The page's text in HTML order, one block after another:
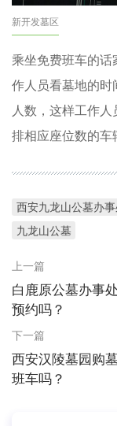
新开发墓区
乘坐免费班车的话
作人员看墓地的
人数，这样工作
排相应座位数的车
西安九龙山公墓办
九龙山公墓
上一篇
白鹿原公墓办事
预约吗？
下一篇
西安汉陵墓园购
班车吗？